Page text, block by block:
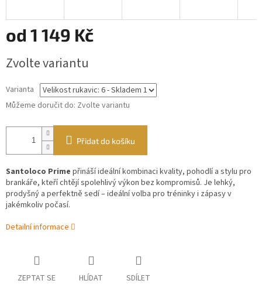
od 1 149 Kč
cena:
Zvolte variantu
Varianta
Můžeme doručit do: Zvolte variantu
Přidat do košíku
Santoloco Prime přináší ideální kombinaci kvality, pohodlí a stylu pro
brankáře, kteří chtějí spolehlivý výkon bez kompromisů. Je lehký,
prodyšný a perfektně sedí – ideální volba pro tréninky i zápasy v
jakémkoliv počasí.
Detailní informace
ZEPTAT SE HLÍDAT SDÍLET